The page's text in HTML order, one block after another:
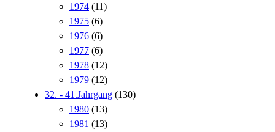
1974 (11)
1975 (6)
1976 (6)
1977 (6)
1978 (12)
1979 (12)
32. - 41.Jahrgang (130)
1980 (13)
1981 (13)